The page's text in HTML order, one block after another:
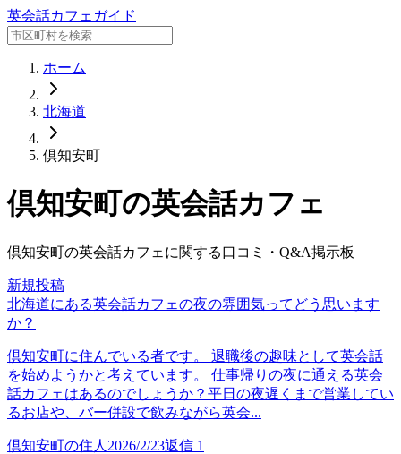
英会話カフェガイド
ホーム
北海道
倶知安町
倶知安町の英会話カフェ
倶知安町の英会話カフェに関する口コミ・Q&A掲示板
新規投稿
北海道にある英会話カフェの夜の雰囲気ってどう思います
か？
倶知安町に住んでいる者です。 退職後の趣味として英会話
を始めようかと考えています。 仕事帰りの夜に通える英会
話カフェはあるのでしょうか？平日の夜遅くまで営業してい
るお店や、バー併設で飲みながら英会...
倶知安町の住人 2026/2/23返信 1